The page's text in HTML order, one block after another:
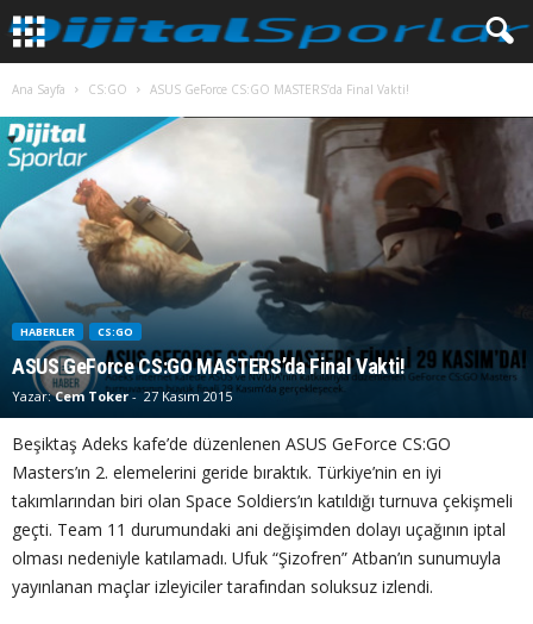
Ana Sayfa CS:GO ASUS GeForce CS:GO MASTERS’da Final Vakti!
HABERLER CS:GO
ASUS GeForce CS:GO MASTERS’da Final Vakti!
Yazar: Cem Toker- 27 Kasım 2015
Beşiktaş Adeks kafe’de düzenlenen ASUS GeForce CS:GO
Masters’ın 2. elemelerini geride bıraktık. Türkiye’nin en iyi
takımlarından biri olan Space Soldiers’ın katıldığı turnuva çekişmeli
geçti. Team 11 durumundaki ani değişimden dolayı uçağının iptal
olması nedeniyle katılamadı. Ufuk “Şizofren” Atban’ın sunumuyla
yayınlanan maçlar izleyiciler tarafından soluksuz izlendi.